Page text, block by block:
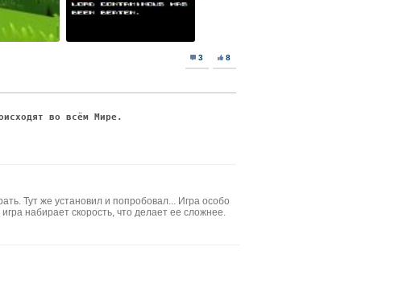
3 8
во всём Мире.
Тут же установил и попробовал... Игра особо
набирает скорость, что делает ее сложнее.